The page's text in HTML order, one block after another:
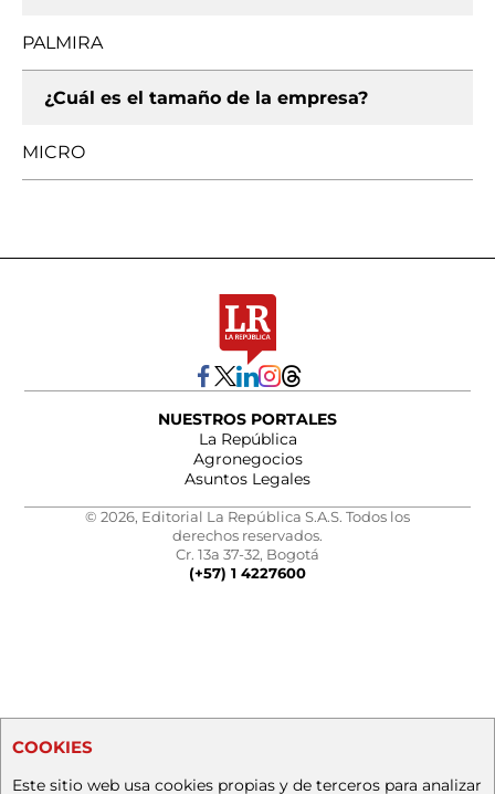
PALMIRA
¿Cuál es el tamaño de la empresa?
MICRO
NUESTROS PORTALES
La República
Agronegocios
Asuntos Legales
© 2026, Editorial La República S.A.S. Todos los
derechos reservados.
Cr. 13a 37-32, Bogotá
(+57) 1 4227600
COOKIES
Este sitio web usa cookies propias y de terceros para analizar